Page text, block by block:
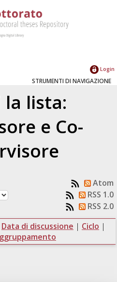
Login
STRUMENTI DI NAVIGAZIONE
la lista:
e Co-
Atom
RSS 1.0
RSS 2.0
Data di discussione | Ciclo |